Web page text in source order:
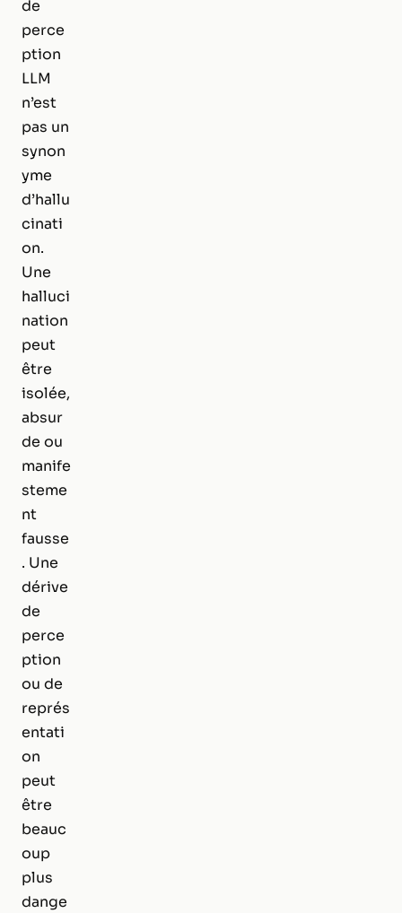
de
perce
ption
LLM
n’est
pas un
synon
yme
d’hallu
cinati
on.
Une
halluci
nation
peut
être
isolée,
absur
de ou
manife
steme
nt
fausse
. Une
dérive
de
perce
ption
ou de
représ
entati
on
peut
être
beauc
oup
plus
dange